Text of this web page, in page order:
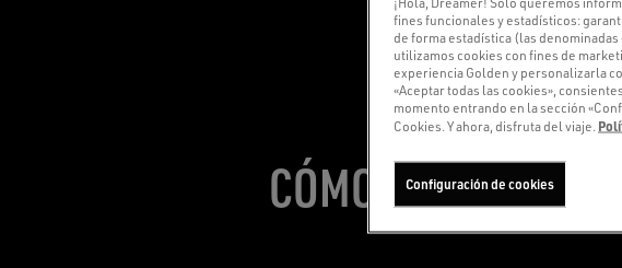
CÓMODA, ALEGRE Y
fines funcionales y estadísticos:
de forma estadística (las denominadas
utilizamos cookies con fines de
experiencia Golden y personalizarla
«Aceptar todas las cookies»,
momento entrando en la sección
Cookies. Y ahora, disfruta del viaje.
Configuración de cookies